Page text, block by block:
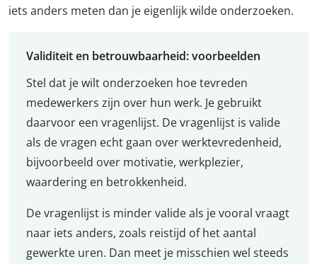
iets anders meten dan je eigenlijk wilde onderzoeken.
Validiteit en betrouwbaarheid: voorbeelden
Stel dat je wilt onderzoeken hoe tevreden
medewerkers zijn over hun werk. Je gebruikt
daarvoor een vragenlijst. De vragenlijst is valide
als de vragen echt gaan over werktevredenheid,
bijvoorbeeld over motivatie, werkplezier,
waardering en betrokkenheid.
De vragenlijst is minder valide als je vooral vraagt
naar iets anders, zoals reistijd of het aantal
gewerkte uren. Dan meet je misschien wel steeds